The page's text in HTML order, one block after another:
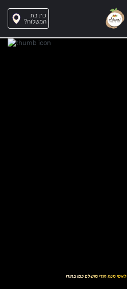
כתובת
?המשלוח
לאסי מנגו הודי מושלם כמו בהודו